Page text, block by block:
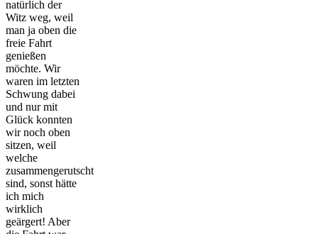
natürlich der
Witz weg, weil
man ja oben die
freie Fahrt
genießen
möchte. Wir
waren im letzten
Schwung dabei
und nur mit
Glück konnten
wir noch oben
sitzen, weil
welche
zusammengerutscht
sind, sonst hätte
ich mich
wirklich
geärgert! Aber